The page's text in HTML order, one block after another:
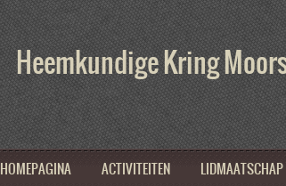
Heemkundige Kring
HOMEPAGINA
ACTIVITEITEN
LIDMAATSCHAP